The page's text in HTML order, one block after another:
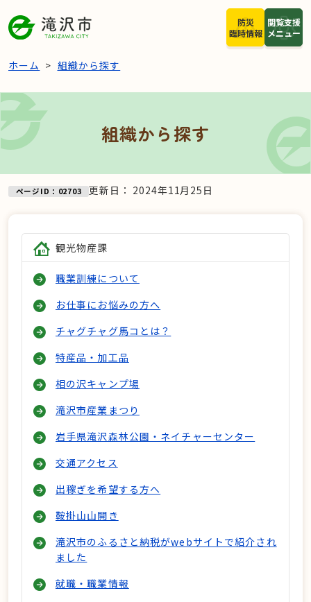
閲覧支援
メニュー
防災
臨時情報
ホーム 組織から探す
組織から探す
ページID：02703 更新日： 2024年11月25日
観光物産課
職業訓練について
お仕事にお悩みの方へ
チャグチャグ馬コとは？
特産品・加工品
相の沢キャンプ場
滝沢市産業まつり
岩手県滝沢森林公園・ネイチャーセンター
交通アクセス
出稼ぎを希望する方へ
鞍掛山山開き
滝沢市のふるさと納税がwebサイトで紹介され
ました
就職・職業情報